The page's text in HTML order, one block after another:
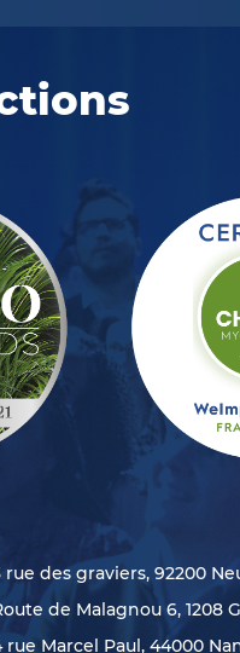
des graviers, 92200
de Malagnou 6, 1208
Marcel Paul, 44000